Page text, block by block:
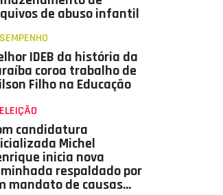
de abuso infantil
IDEB da história da
coroa trabalho de
Filho na Educação
candidatura
Michel
inicia nova
respaldado por
mandato de causas